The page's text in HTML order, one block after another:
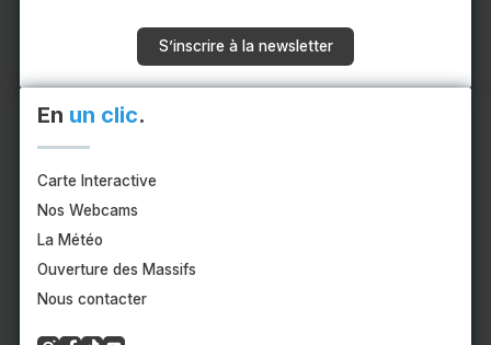
S’inscrire à la newsletter
En un clic.
Carte Interactive
Nos Webcams
La Météo
Ouverture des Massifs
Nous contacter